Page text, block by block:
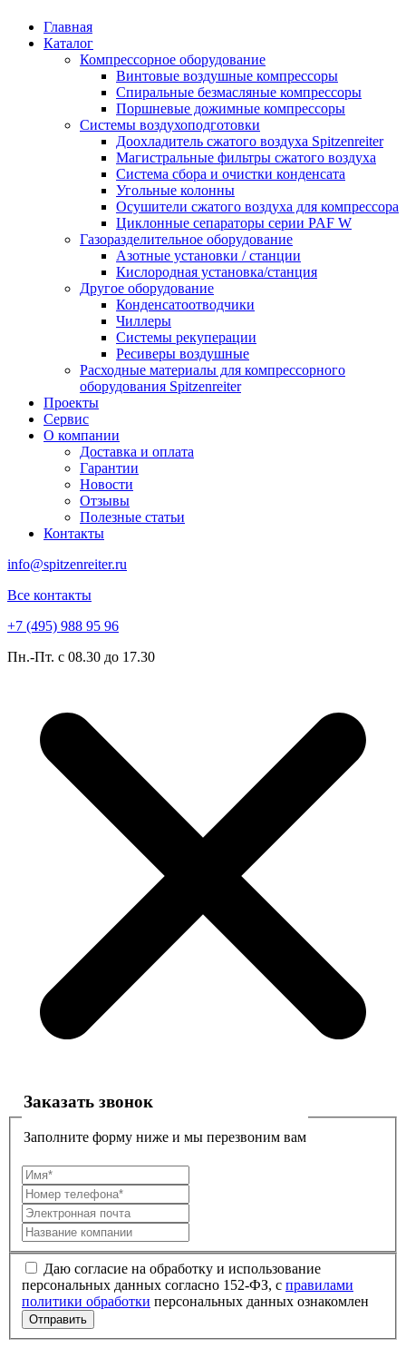
Главная
Каталог
Компрессорное оборудование
Винтовые воздушные компрессоры
Спиральные безмасляные компрессоры
Поршневые дожимные компрессоры
Системы воздухоподготовки
Доохладитель сжатого воздуха Spitzenreiter
Магистральные фильтры сжатого воздуха
Система сбора и очистки конденсата
Угольные колонны
Осушители сжатого воздуха для компрессора
Циклонные сепараторы серии PAF W
Газоразделительное оборудование
Азотные установки / станции
Кислородная установка/станция
Другое оборудование
Конденсатоотводчики
Чиллеры
Системы рекуперации
Ресиверы воздушные
Расходные материалы для компрессорного
оборудования Spitzenreiter
Проекты
Сервис
О компании
Доставка и оплата
Гарантии
Новости
Отзывы
Полезные статьи
Контакты
info@spitzenreiter.ru
Все контакты
+7 (495) 988 95 96
Пн.-Пт. с 08.30 до 17.30
Заказать звонок
Заполните форму ниже и мы перезвоним вам
Даю согласие на обработку и использование
персональных данных согласно 152-ФЗ, с правилами
политики обработки персональных данных ознакомлен
Отправить